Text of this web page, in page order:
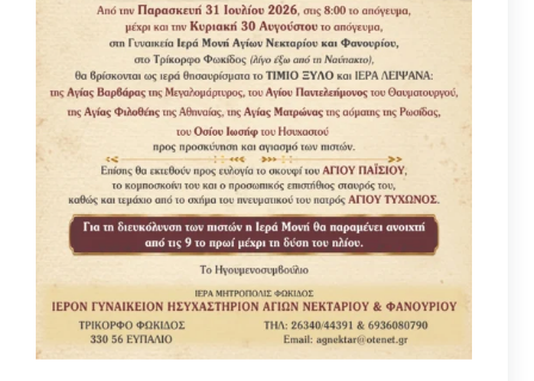
Κατηγοριες
Βίοι Αγίων
Γέροντας Νεκτάριος Μουλατσιώτης
Διάφορα ψυχωφελή κείμενα
Κάτι ενδιαφέρον
Νέα – Ανακοινώσεις